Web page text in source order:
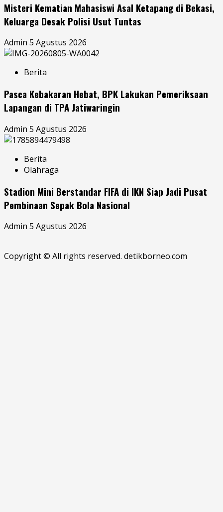
Misteri Kematian Mahasiswi Asal Ketapang di Bekasi,
Keluarga Desak Polisi Usut Tuntas
Admin 5 Agustus 2026
Berita
Pasca Kebakaran Hebat, BPK Lakukan Pemeriksaan
Lapangan di TPA Jatiwaringin
Admin 5 Agustus 2026
Berita
Olahraga
Stadion Mini Berstandar FIFA di IKN Siap Jadi Pusat
Pembinaan Sepak Bola Nasional
Admin 5 Agustus 2026
Copyright © All rights reserved. detikborneo.com